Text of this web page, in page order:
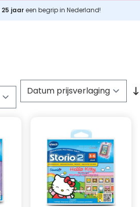
25 jaareen begrip in Nederland!
per pagina